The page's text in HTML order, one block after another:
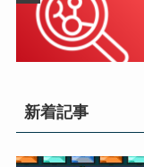
新着記事